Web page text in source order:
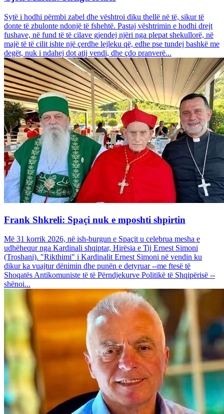
Sytë i hodhi përmbi zabel dhe vështroi diku thellë në të, sikur të
donte të zbulonte ndonjë të fshehtë. Pastaj vështrimin e hodhi drejt
fushave, në fund të të cilave gjendej njëri nga plepat shekullorë, në
majë të të cilit ishte një çerdhe lejleku që, edhe pse tundej bashkë me
degët, nuk i ndahej dot atij vendi, dhe çdo pranverë...
Frank Shkreli: Spaçi nuk e mposhti shpirtin
Më 31 korrik 2026, në ish-burgun e Spaçit u celebrua mesha e
udhëhequr nga Kardinali shqiptar, Hirësia e Tij Ernest Simoni
(Troshani). "Rikthimi" i Kardinalit Ernest Simoni në vendin ku
dikur ka vuajtur dënimin dhe punën e detyruar --me ftesë të
Shoqatës Antikomuniste të të Përndjekurve Politikë të Shqipërisë --
shënoi...